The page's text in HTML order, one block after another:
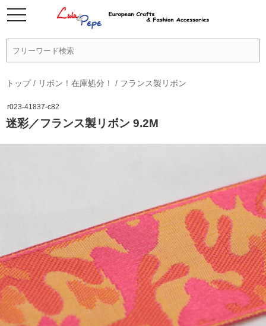
トップ/ リボン！在庫処分！ / フランス製リボン
r023-41837-c82
迷彩／フランス製リボン 9.2M